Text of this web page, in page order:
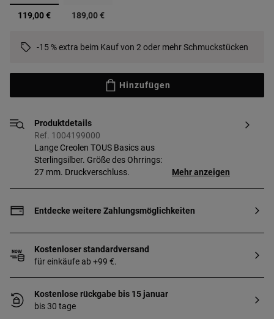
Ausgewählt
119,00 € 189,00 €
-15 % extra beim Kauf von 2 oder mehr Schmuckstücken
Hinzufügen
Produktdetails
Ref. 1004199000
Lange Creolen TOUS Basics aus
Sterlingsilber. Größe des Ohrrings:
27 mm. Druckverschluss.
Mehr anzeigen
Entdecke weitere Zahlungsmöglichkeiten
Kostenloser standardversand
für einkäufe ab +99 €.
Kostenlose rückgabe bis 15 januar
bis 30 tage